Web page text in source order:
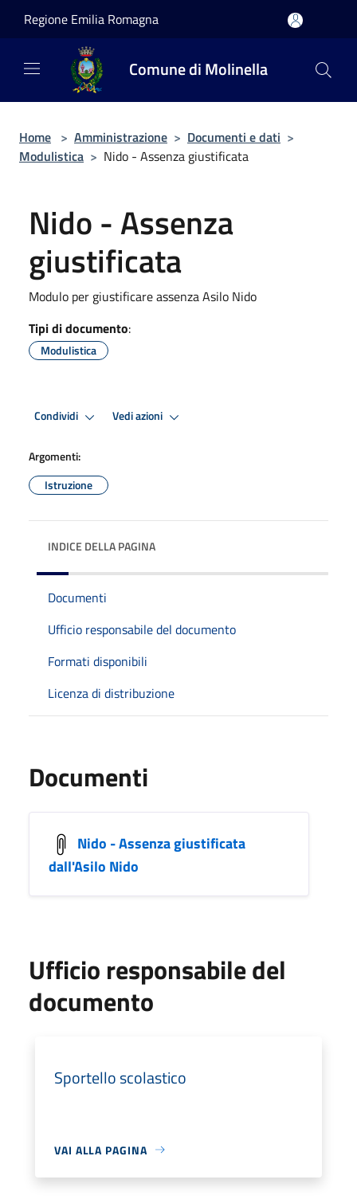
Regione Emilia Romagna
Comune di Molinella
Home > Amministrazione > Documenti e dati >
Modulistica > Nido - Assenza giustificata
Nido - Assenza
giustificata
Modulo per giustificare assenza Asilo Nido
Tipi di documento:
Modulistica
Condividi Vedi azioni
Argomenti:
Istruzione
INDICE DELLA PAGINA
Documenti
Ufficio responsabile del documento
Formati disponibili
Licenza di distribuzione
Documenti
Nido - Assenza giustificata
dall'Asilo Nido
Ufficio responsabile del
documento
Sportello scolastico
VAI ALLA PAGINA